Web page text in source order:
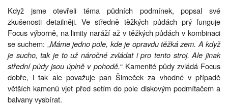
Když jsme otevřeli téma půdních podmínek, popsal své
zkušenosti detailněji. Ve středně těžkých půdách prý funguje
Focus výborně, na limity naráží až v těžkých půdách v kombinaci
se suchem: „Máme jedno pole, kde je opravdu těžká zem. A když
je sucho, tak je to už náročné zvládat i pro tento stroj. Ale jinak
střední půdy jsou úplně v pohodě.“ Kamenité půdy zvládá Focus
dobře, i tak ale považuje pan Šimeček za vhodné v případě
větších kamenů vjet před setím do pole diskovým podmítačem a
balvany vysbírat.